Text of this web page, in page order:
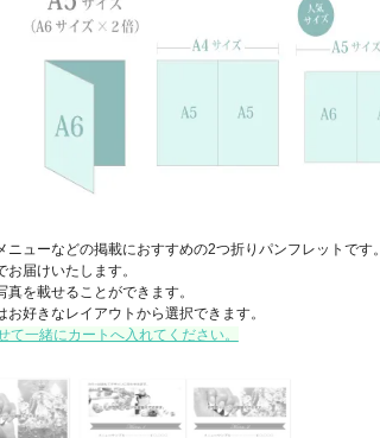
ューなどの掲載におすすめの2つ折りパンフレットです。
届けいたします。
を載せることができます。
好きなレイアウトから選択できます。
一緒にカートへ入れてください。